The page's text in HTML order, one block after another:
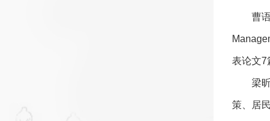
曹
表论文7
梁
策、居